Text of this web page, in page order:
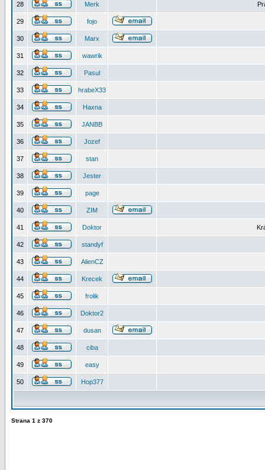
28 Merk
29 fojo
30 Marx
31 wawrik
32 Pasul
33 hrabeX33
34 Haxna
35 JANBB
36 Jozef
37 stan
38 Jester
39 page
40 ZIM
41 Doktor
42 standyf
43 AlienCZ
44 Krecek
45 frolik
46 Doktor2
47 dusan
48 ciba
49 easy
50 Hop377
Strana 1 z 370